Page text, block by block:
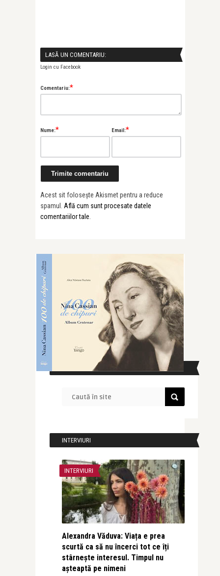
LASĂ UN COMENTARIU:
Login cu Facebook
Comentariu:*
Nume:* Email:*
Acest sit folosește Akismet pentru a reduce
spamul. Află cum sunt procesate datele
comentariilor tale
CAUTĂ ÎN SITE
INTERVIURI
INTERVIURI
Alexandra Văduva: Viața e prea
scurtă ca să nu încerci tot ce îți
stârnește interesul. Timpul nu
așteaptă pe nimeni